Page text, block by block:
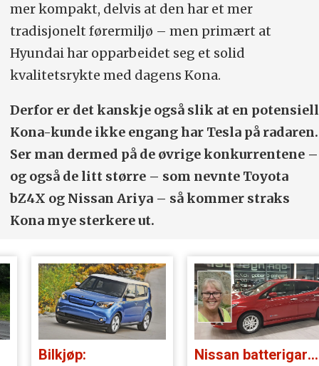
mer kompakt, delvis at den har et mer
tradisjonelt førermiljø – men primært at
Hyundai har opparbeidet seg et solid
kvalitetsrykte med dagens Kona.
Derfor er det kanskje også slik at en potensiell
Kona-kunde ikke engang har Tesla på radaren.
Ser man dermed på de øvrige konkurrentene –
og også de litt større – som nevnte Toyota
bZ4X og Nissan Ariya – så kommer straks
Kona mye sterkere ut.
Bilkjøp: Nissan batterigaranti: